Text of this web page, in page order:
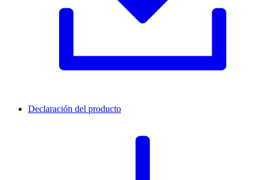
Declaración del producto